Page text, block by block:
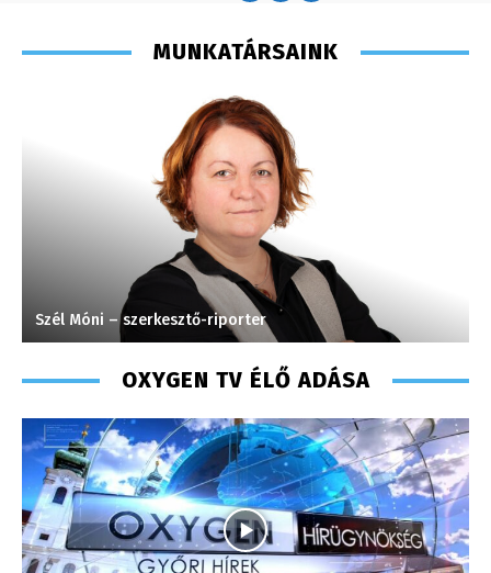
MUNKATÁRSAINK
Farkas Henriett – főkönyvelő – 2009
OXYGEN TV ÉLŐ ADÁSA